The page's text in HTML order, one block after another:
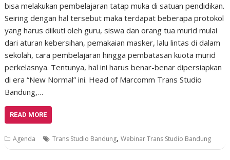
bisa melakukan pembelajaran tatap muka di satuan pendidikan.
Seiring dengan hal tersebut maka terdapat beberapa protokol
yang harus diikuti oleh guru, siswa dan orang tua murid mulai
dari aturan kebersihan, pemakaian masker, lalu lintas di dalam
sekolah, cara pembelajaran hingga pembatasan kuota murid
perkelasnya. Tentunya, hal ini harus benar-benar dipersiapkan
di era “New Normal” ini. Head of Marcomm Trans Studio
Bandung,…
READ MORE
Agenda Trans Studio Bandung,Webinar Trans Studio Bandung